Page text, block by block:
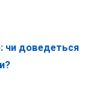
чи доведеться